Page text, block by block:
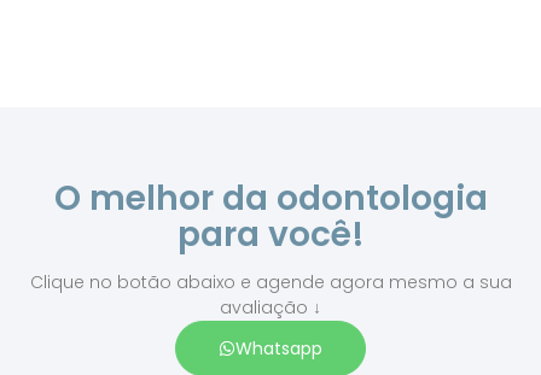
O melhor da odontologia
para você!
Clique no botão abaixo e agende agora mesmo a sua
avaliação ↓
Whatsapp